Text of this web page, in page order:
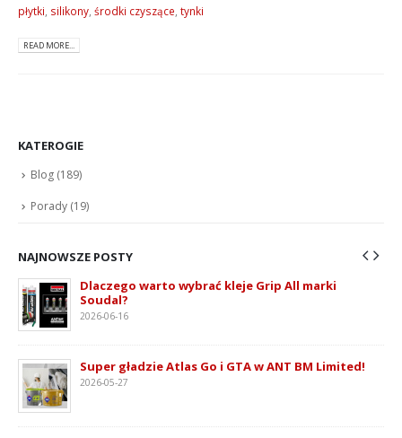
płytki silikony środki czyszące tynki
READ MORE...
KATEROGIE
Blog (189)
Porady (19)
NAJNOWSZE POSTY
Dlaczego warto wybrać kleje Grip All marki
Soudal?
2026-06-16
Super gładzie Atlas Go i GTA w ANT BM Limited!
2026-05-27